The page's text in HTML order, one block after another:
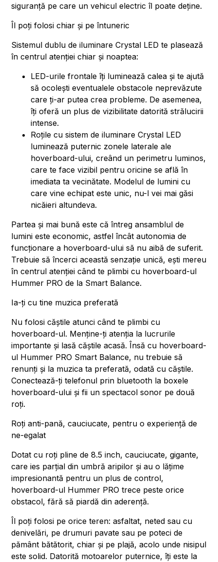
siguranță pe care un vehicul electric îl poate deține.
Îl poți folosi chiar și pe întuneric
Sistemul dublu de iluminare Crystal LED te plasează
în centrul atenției chiar și noaptea:
LED-urile frontale îți luminează calea și te ajută
să ocolești eventualele obstacole neprevăzute
care ți-ar putea crea probleme. De asemenea,
îți oferă un plus de vizibilitate datorită strălucirii
intense.
Roțile cu sistem de iluminare Crystal LED
luminează puternic zonele laterale ale
hoverboard-ului, creând un perimetru luminos,
care te face vizibil pentru oricine se află în
imediata ta vecinătate. Modelul de lumini cu
care vine echipat este unic, nu-l vei mai găsi
nicăieri altundeva.
Partea și mai bună este că întreg ansamblul de
lumini este economic, astfel încât autonomia de
funcționare a hoverboard-ului să nu aibă de suferit.
Trebuie să încerci această senzație unică, ești mereu
în centrul atenției când te plimbi cu hoverboard-ul
Hummer PRO de la Smart Balance.
Ia-ți cu tine muzica preferată
Nu folosi căștile atunci când te plimbi cu
hoverboard-ul. Menține-ți atenția la lucrurile
importante și lasă căștile acasă. Însă cu hoverboard-
ul Hummer PRO Smart Balance, nu trebuie să
renunți și la muzica ta preferată, odată cu căștile.
Conectează-ți telefonul prin bluetooth la boxele
hoverboard-ului și fii un spectacol sonor pe două
roți.
Roți anti-pană, cauciucate, pentru o experiență de
ne-egalat
Dotat cu roți pline de 8.5 inch, cauciucate, gigante,
care ies parțial din umbră aripilor și au o lățime
impresionantă pentru un plus de control,
hoverboard-ul Hummer PRO trece peste orice
obstacol, fără să piardă din aderență.
Îl poți folosi pe orice teren: asfaltat, neted sau cu
denivelări, pe drumuri pavate sau pe poteci de
pământ bătătorit, chiar și pe plajă, acolo unde nisipul
este solid. Datorită motoarelor puternice, îți este la